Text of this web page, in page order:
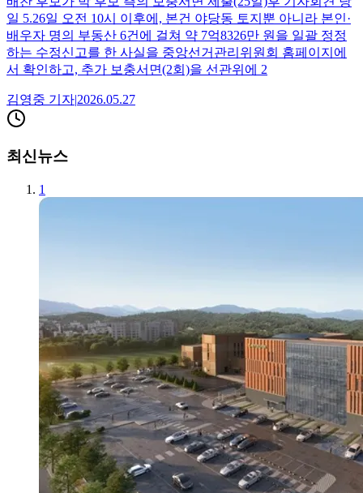
일 5.26일 오전 10시 이후에, 본건 야당동 토지뿐 아니라 본인·
배우자 명의 부동산 6건에 걸쳐 약 7억8326만 원을 일괄 정정
하는 수정신고를 한 사실을 중앙선거관리위원회 홈페이지에
서 확인하고, 추가 보충서면(2회)을 선관위에 2
김영중 기자|2026.05.27
최신뉴스
1